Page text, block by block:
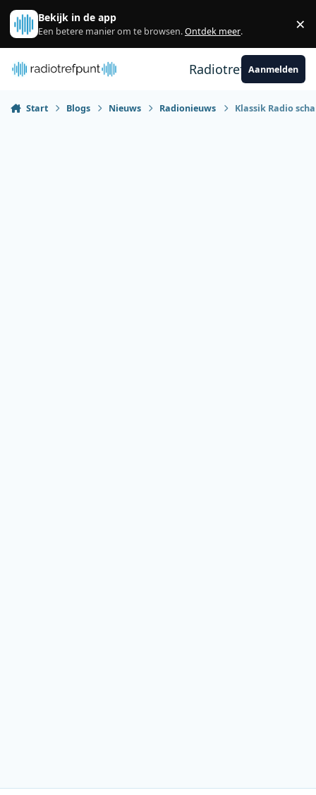
Spring naar bijdragen
Bekijk in de app
Een betere manier om te browsen.Ontdek meer. ×
RadiotrefpuntAanmelden
Start Blogs Nieuws Radionieuws Klassik Radio